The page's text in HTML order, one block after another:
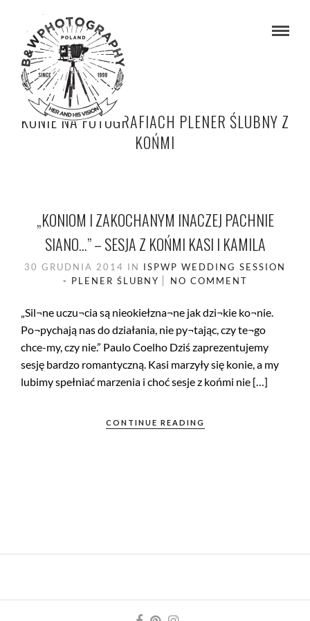
KONIE NA FOTOGRAFIACH PLENER ŚLUBNY Z
KOŃMI
„KONIOM I ZAKOCHANYM INACZEJ PACHNIE
SIANO…” – SESJA Z KOŃMI KASI I KAMILA
30 GRUDNIA 2014 IN ISPWP WEDDING SESSION
- PLENER ŚLUBNY
NO COMMENT
„Sil¬ne uczu¬cia są nieokiełzna¬ne jak dzi¬kie ko¬nie.
Po¬pychają nas do działania, nie py¬tając, czy te¬go
chce-my, czy nie.” Paulo Coelho Dziś zaprezentujemy
sesję bardzo romantyczną. Kasi marzyły się konie, a my
lubimy spełniać marzenia i choć sesje z końmi nie […]
CONTINUE READING